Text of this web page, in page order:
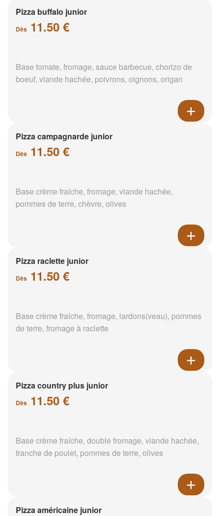
Pizza buffalo junior
Dès 11.50 €
Base tomate, fromage, sauce barbecue, chorizo de
boeuf, viande hachée, poivrons, oignons, origan
Pizza campagnarde junior
Dès 11.50 €
Base crème fraîche, fromage, viande hachée,
pommes de terre, chèvre, olives
Pizza raclette junior
Dès 11.50 €
Base crème fraîche, fromage, lardons(veau), pommes
de terre, fromage à raclette
Pizza country plus junior
Dès 11.50 €
Base crème fraîche, double fromage, viande hachée,
tranche de poulet, pommes de terre, olives
Pizza américaine junior